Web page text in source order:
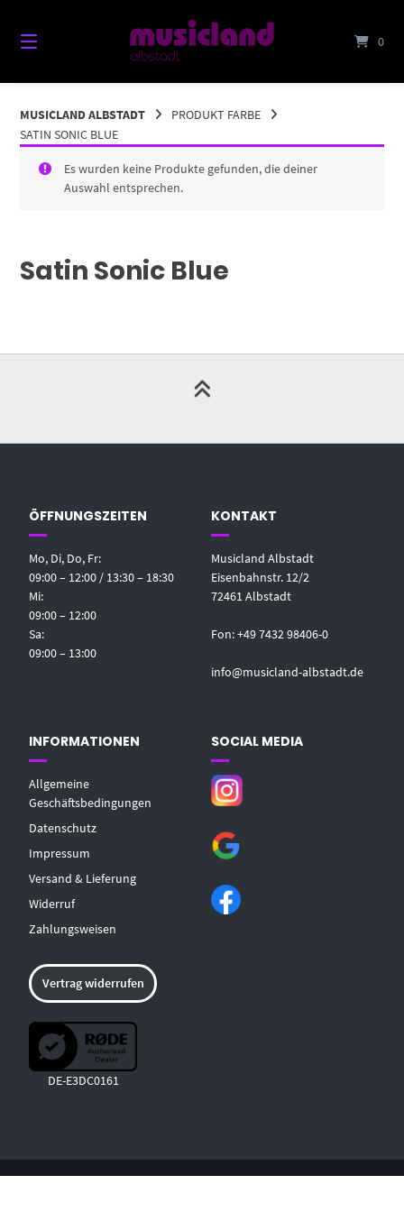
Inhalt
0
MUSICLAND ALBSTADT
PRODUKT FARBE
SATIN SONIC BLUE
Satin Sonic Blue
Es wurden keine Produkte gefunden, die deiner
Auswahl entsprechen.
ÖFFNUNGSZEITEN
Mo, Di, Do, Fr:
09:00 – 12:00 / 13:30 – 18:30
Mi:
09:00 – 12:00
Sa:
09:00 – 13:00
KONTAKT
Musicland Albstadt
Eisenbahnstr. 12/2
72461 Albstadt
Fon: +49 7432 98406-0
info@musicland-albstadt.de
INFORMATIONEN
Allgemeine
Geschäftsbedingungen
Datenschutz
Impressum
Versand & Lieferung
Widerruf
Zahlungsweisen
SOCIAL MEDIA
Vertrag widerrufen
DE-E3DC0161